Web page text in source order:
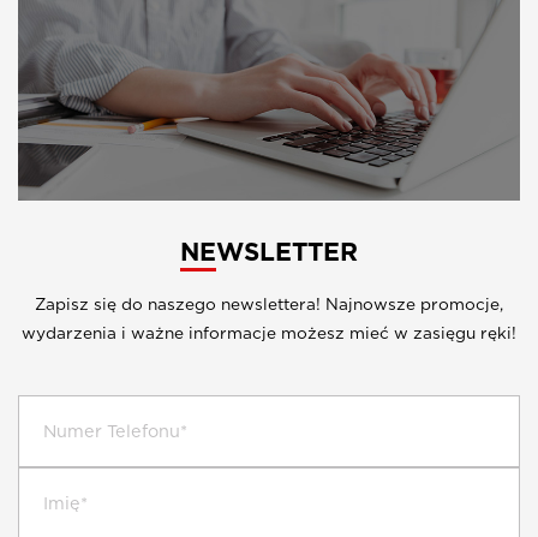
NEWSLETTER
Zapisz się do naszego newslettera! Najnowsze promocje,
wydarzenia i ważne informacje możesz mieć w zasięgu ręki!